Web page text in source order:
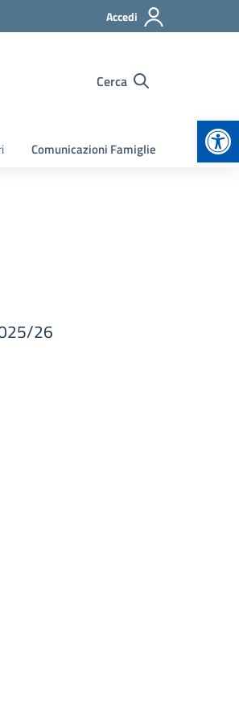
Accedi
Cerca
Comunicazioni Famiglie
26